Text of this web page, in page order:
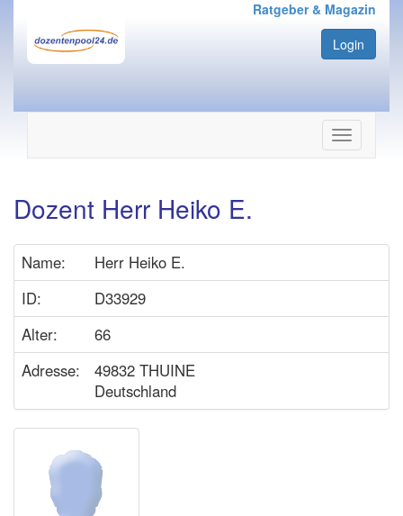
Ratgeber & Magazin
Login
Navigation
ein-/
Dozent Herr Heiko E.
Name:
Herr Heiko E.
ID:
D33929
Alter:
66
Adresse:
49832 THUINE
Deutschland